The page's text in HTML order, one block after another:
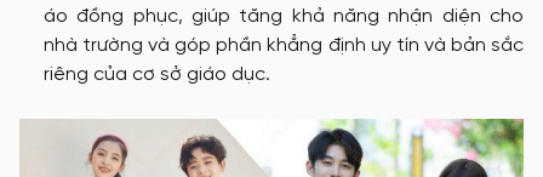
áo đồng phục, giúp tăng khả năng nhận diện cho
nhà trường và góp phần khẳng định uy tín và bản sắc
riêng của cơ sở giáo dục.